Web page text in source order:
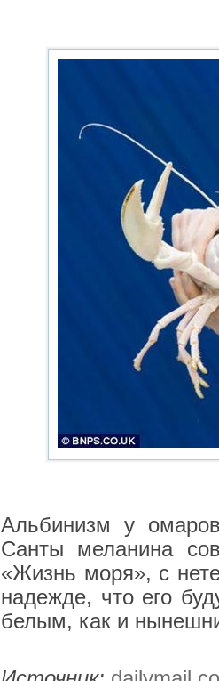
Альбинизм у
Санты меланина
«Жизнь моря», с
надежде, что его
белым, как и